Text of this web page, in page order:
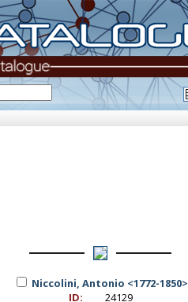
Niccolini, Antonio <1772-1850>
ID:
24129